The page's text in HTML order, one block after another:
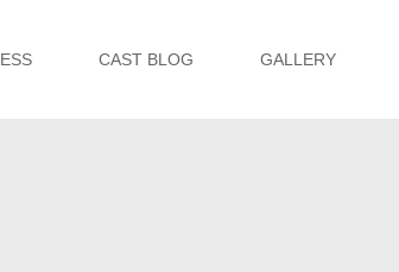
CAST BLOG GALLERY